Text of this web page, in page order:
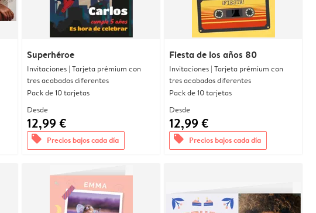
Superhéroe
Invitaciones | Tarjeta prémium con
tres acabados diferentes
Pack de 10 tarjetas
Desde
12,99 €
offers Precios bajos cada día
Fiesta de los años 80
Invitaciones | Tarjeta prémium con
tres acabados diferentes
Pack de 10 tarjetas
Desde
12,99 €
offers Precios bajos cada día